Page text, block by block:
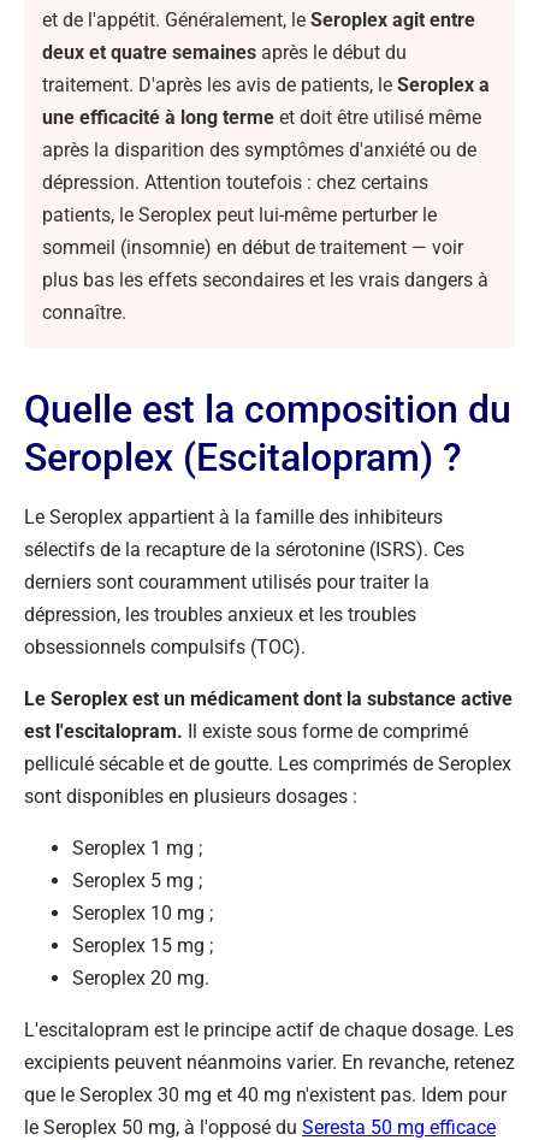
et de l'appétit. Généralement, le Seroplex agit entre
deux et quatre semaines après le début du
traitement. D'après les avis de patients, le Seroplex a
une efficacité à long terme et doit être utilisé même
après la disparition des symptômes d'anxiété ou de
dépression. Attention toutefois : chez certains
patients, le Seroplex peut lui-même perturber le
sommeil (insomnie) en début de traitement — voir
plus bas les effets secondaires et les vrais dangers à
connaître.
Quelle est la composition du
Seroplex (Escitalopram) ?
Le Seroplex appartient à la famille des inhibiteurs
sélectifs de la recapture de la sérotonine (ISRS). Ces
derniers sont couramment utilisés pour traiter la
dépression, les troubles anxieux et les troubles
obsessionnels compulsifs (TOC).
Le Seroplex est un médicament dont la substance active
est l'escitalopram. Il existe sous forme de comprimé
pelliculé sécable et de goutte. Les comprimés de Seroplex
sont disponibles en plusieurs dosages :
Seroplex 1 mg ;
Seroplex 5 mg ;
Seroplex 10 mg ;
Seroplex 15 mg ;
Seroplex 20 mg.
L'escitalopram est le principe actif de chaque dosage. Les
excipients peuvent néanmoins varier. En revanche, retenez
que le Seroplex 30 mg et 40 mg n'existent pas. Idem pour
le Seroplex 50 mg, à l'opposé du Seresta 50 mg efficace